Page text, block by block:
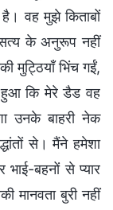
वह मुझे किताबों
के अनुरूप नहीं
मुट्ठियाँ भिंच गईं,
हुआ कि मेरे डैड वह
उनके बाहरी नेक
से। मैंने हमेशा
बहनों से प्यार
मानवता बुरी नहीं